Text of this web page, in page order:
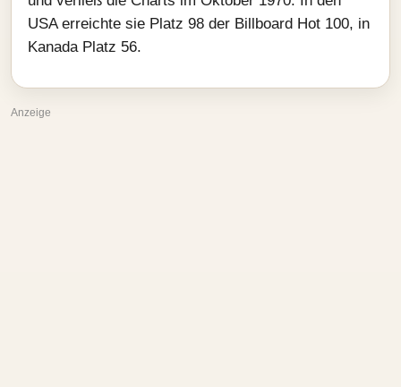
USA erreichte sie Platz 98 der Billboard Hot 100, in
Kanada Platz 56.
Anzeige